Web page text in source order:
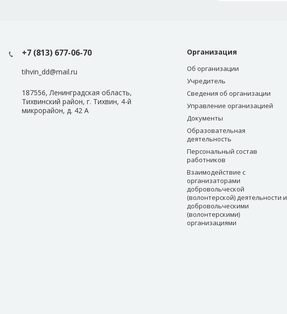
+7 (813) 677-06-70
tihvin_dd@mail.ru
187556, Ленинградская область,
Тихвинский район, г. Тихвин, 4-й
микрорайон, д. 42 А
Организация
Об организации
Учредитель
Сведения об организации
Управление организацией
Документы
Образовательная
деятельность
Персональный состав
работников
Взаимодействие с
организаторами
добровольческой
(волонтерской) деятельности и
добровольческими
(волонтерскими)
организациями